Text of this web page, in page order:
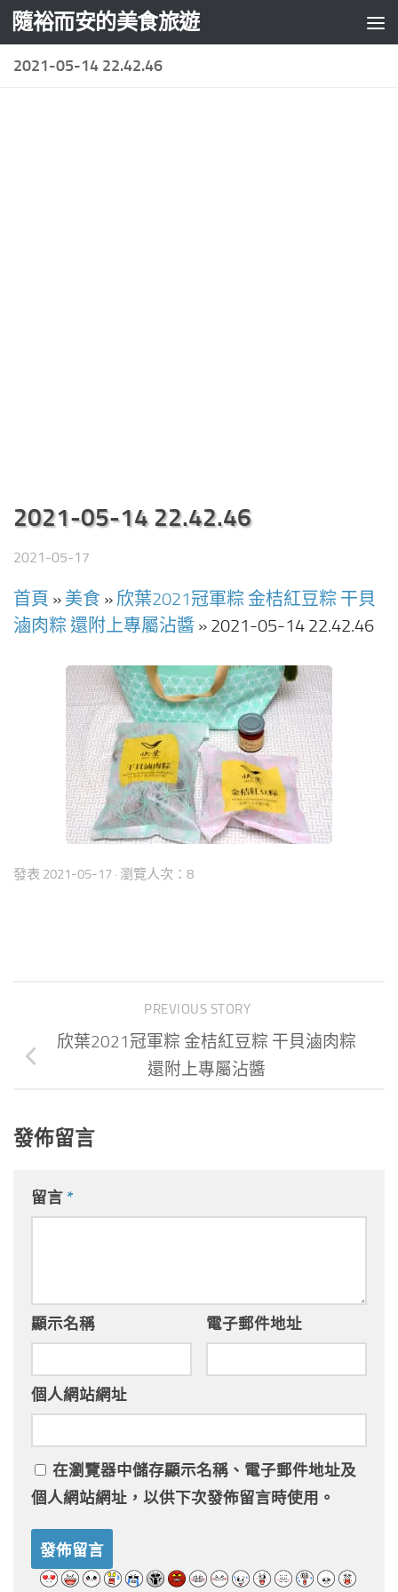
Skip to content
隨裕而安的美食旅遊
2021-05-14 22.42.46
2021-05-14 22.42.46
2021-05-17
首頁 » 美食 » 欣葉2021冠軍粽 金桔紅豆粽 干貝
滷肉粽 還附上專屬沾醬 » 2021-05-14 22.42.46
發表 2021-05-17 · 瀏覽人次：8
PREVIOUS STORY
欣葉2021冠軍粽 金桔紅豆粽 干貝滷肉粽
還附上專屬沾醬
發佈留言
留言 *
顯示名稱 電子郵件地址
個人網站網址
在瀏覽器中儲存顯示名稱、電子郵件地址及
個人網站網址，以供下次發佈留言時使用。